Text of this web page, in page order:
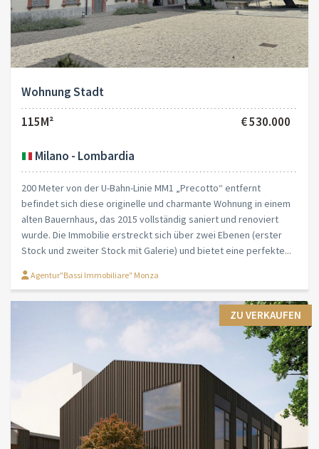
Wohnung Stadt
115M²
€ 530.000
Milano - Lombardia
200 Meter von der U-Bahn-Linie MM1 „Precotto“ entfernt
befindet sich diese originelle und charmante Wohnung in einem
alten Bauernhaus, das 2015 vollständig saniert und renoviert
wurde. Die Immobilie erstreckt sich über zwei Ebenen (erster
Stock und zweiter Stock mit Galerie) und bietet eine perfekte...
Agentur"Bassi Immobiliare" Monza
ZU VERKAUFEN